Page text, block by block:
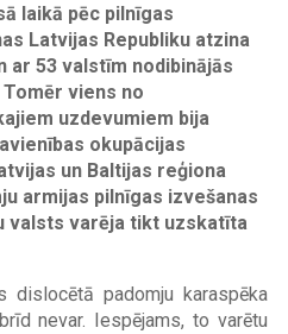
laikā pēc pilnīgas
Latvijas Republiku atzina
ar 53 valstīm nodibinājās
viens no
uzdevumiem bija
okupācijas
un Baltijas reģiona
armijas pilnīgas izvešanas
valsts varēja tikt uzskatīta
dislocētā padomju karaspēka
nevar. Iespējams, to varētu